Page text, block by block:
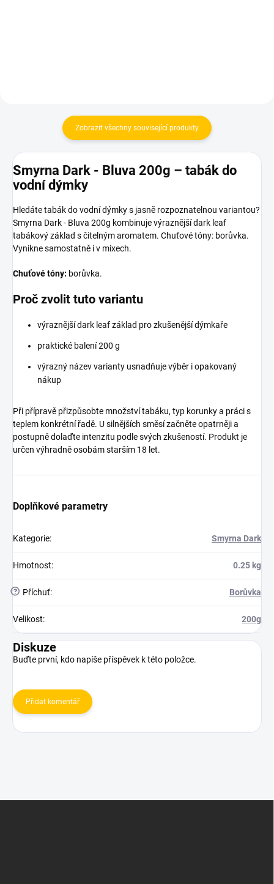
Zobrazit všechny související produkty
Smyrna Dark - Bluva 200g – tabák do
vodní dýmky
Hledáte tabák do vodní dýmky s jasně rozpoznatelnou variantou?
Smyrna Dark - Bluva 200g kombinuje výraznější dark leaf
tabákový základ s čitelným aromatem. Chuťové tóny: borůvka.
Vynikne samostatně i v mixech.
Chuťové tóny: borůvka.
Proč zvolit tuto variantu
výraznější dark leaf základ pro zkušenější dýmkaře
praktické balení 200 g
výrazný název varianty usnadňuje výběr i opakovaný
nákup
Při přípravě přizpůsobte množství tabáku, typ korunky a práci s
teplem konkrétní řadě. U silnějších směsí začněte opatrněji a
postupně dolaďte intenzitu podle svých zkušeností. Produkt je
určen výhradně osobám starším 18 let.
Doplňkové parametry
Kategorie: Smyrna Dark
Hmotnost: 0.25 kg
? Příchuť: Borůvka
Velikost: 200g
Diskuze
Buďte první, kdo napíše příspěvek k této položce.
Přidat komentář